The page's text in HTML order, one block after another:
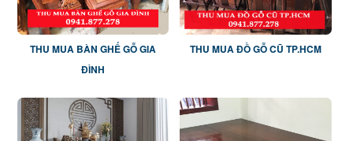
THU MUA BÀN GHẾ GỖ GIA
ĐÌNH
THU MUA ĐỒ GỖ CŨ TP.HCM